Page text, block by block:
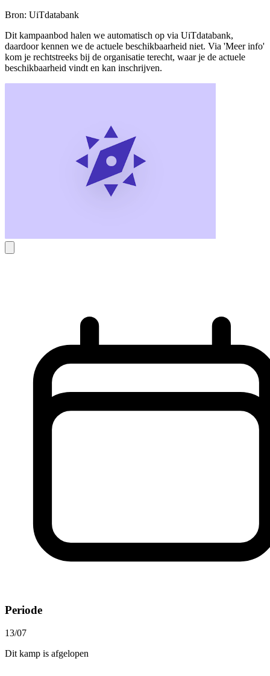
Bron: UiTdatabank
Dit kampaanbod halen we automatisch op via UiTdatabank,
daardoor kennen we de actuele beschikbaarheid niet. Via 'Meer info'
kom je rechtstreeks bij de organisatie terecht, waar je de actuele
beschikbaarheid vindt en kan inschrijven.
Periode
13/07
Dit kamp is afgelopen